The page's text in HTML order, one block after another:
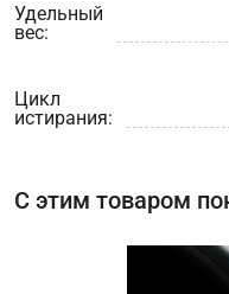
Удельный
вес:
Цикл
истирания:
С этим товаром